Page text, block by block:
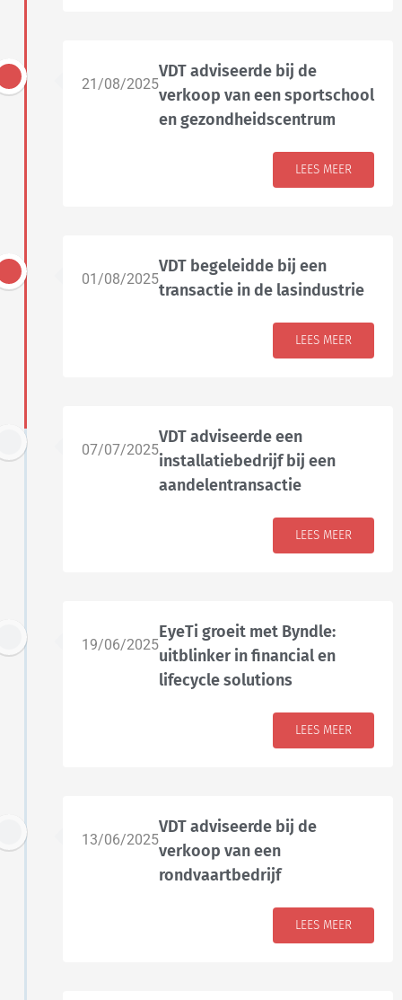
21/08/2025
VDT adviseerde bij de
verkoop van een sportschool
en gezondheidscentrum
LEES MEER
01/08/2025
VDT begeleidde bij een
transactie in de lasindustrie
LEES MEER
07/07/2025
VDT adviseerde een
installatiebedrijf bij een
aandelentransactie
LEES MEER
19/06/2025
EyeTi groeit met Byndle:
uitblinker in financial en
lifecycle solutions
LEES MEER
13/06/2025
VDT adviseerde bij de
verkoop van een
rondvaartbedrijf
LEES MEER